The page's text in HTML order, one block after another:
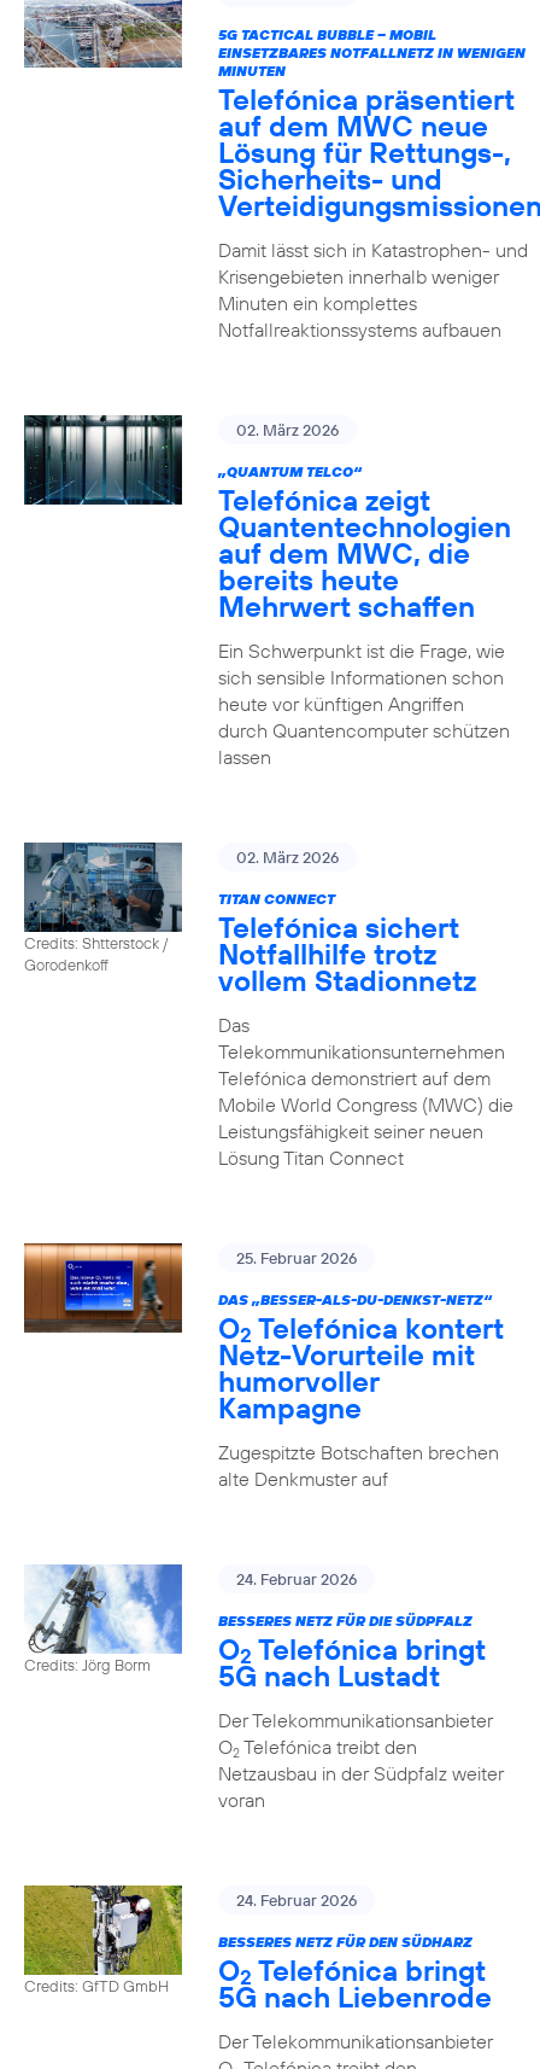
5G TACTICAL BUBBLE – MOBIL
EINSETZBARES NOTFALLNETZ IN WENIGEN
MINUTEN
Telefónica präsentiert
auf dem MWC neue
Lösung für Rettungs-,
Sicherheits- und
Damit lässt sich in Katastrophen- und
Krisengebieten innerhalb weniger
Minuten ein komplettes
Notfallreaktionssystems aufbauen
02. März 2026
„QUANTUM TELCO“
Telefónica zeigt
Quanten­technologien
auf dem MWC, die
bereits heute
Mehrwert schaffen
Ein Schwerpunkt ist die Frage, wie
sich sensible Informationen schon
heute vor künftigen Angriffen
durch Quantencomputer schützen
lassen
Credits: Shtterstock /
Gorodenkoff
02. März 2026
TITAN CONNECT
Telefónica sichert
Notfallhilfe trotz
vollem Stadionnetz
Das
Telekommunikationsunternehmen
Telefónica demonstriert auf dem
Mobile World Congress (MWC) die
Leistungsfähigkeit seiner neuen
Lösung Titan Connect
25. Februar 2026
DAS „BESSER-ALS-DU-DENKST-NETZ“
O2 Telefónica kontert
Netz-Vorurteile mit
humorvoller
Kampagne
Zugespitzte Botschaften brechen
alte Denkmuster auf
Credits: Jörg Borm
24. Februar 2026
BESSERES NETZ FÜR DIE SÜDPFALZ
O2 Telefónica bringt
5G nach Lustadt
Der Telekommunikationsanbieter
O2Telefónica treibt den
Netzausbau in der Südpfalz weiter
voran
Credits: GfTD GmbH
24. Februar 2026
BESSERES NETZ FÜR DEN SÜDHARZ
O2 Telefónica bringt
5G nach Liebenrode
Der Telekommunikationsanbieter